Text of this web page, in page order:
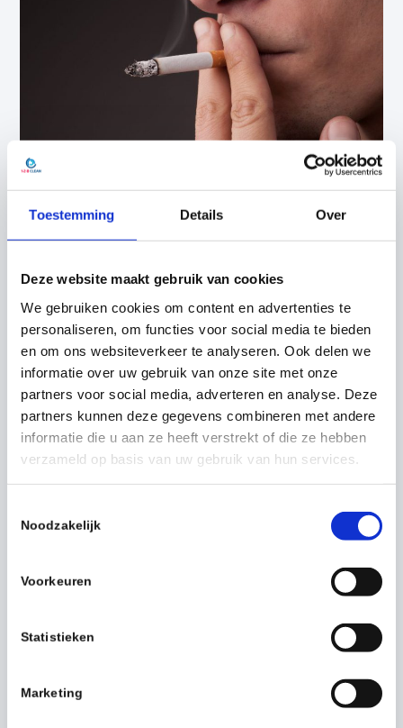
Toestemming Details Over
Deze website maakt gebruik van cookies
We gebruiken cookies om content en advertenties te
personaliseren, om functies voor social media te bieden
en om ons websiteverkeer te analyseren. Ook delen we
informatie over uw gebruik van onze site met onze
partners voor social media, adverteren en analyse. Deze
partners kunnen deze gegevens combineren met andere
informatie die u aan ze heeft verstrekt of die ze hebben
verzameld op basis van uw gebruik van hun services.
Noodzakelijk
Voorkeuren
Statistieken
Marketing
Ozonbehandeling? Zo pakken
wij het aan
Bij het uitvoeren van de behandeling staat veiligheid
voorop. Hiervoor geven wij jou instructies. Zo mag
tijdens het uitvoeren van de ozonbehandeling
niemand de ruimte ingaan.
Allereerst brengen wij de ruimte op de meest
optimale temperatuur. Wij blokkeren afzuigingen en
zetten spletendicht. Verder houden wij houden
Vervolgens zetten wij op een strategische plaats (of
nogmaals op geattendeerd dat niemand de ruimte in
ingang(en) van de te behandelde ruimte
waarschuwingsborden met verboden toegang i.v.m.